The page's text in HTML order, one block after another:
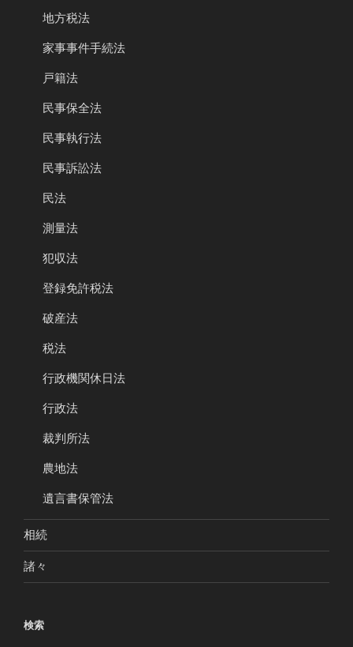
地方税法
家事事件手続法
戸籍法
民事保全法
民事執行法
民事訴訟法
民法
測量法
犯収法
登録免許税法
破産法
税法
行政機関休日法
行政法
裁判所法
農地法
遺言書保管法
相続
諸々
検索